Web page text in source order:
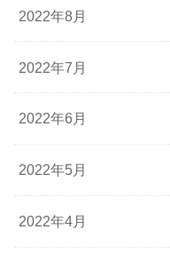
2022年8月
2022年7月
2022年6月
2022年5月
2022年4月